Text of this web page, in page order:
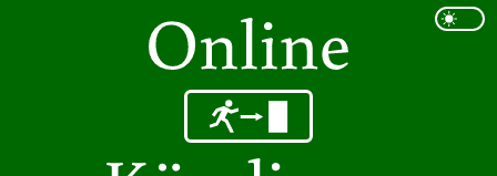
Sprung zum Inhalt